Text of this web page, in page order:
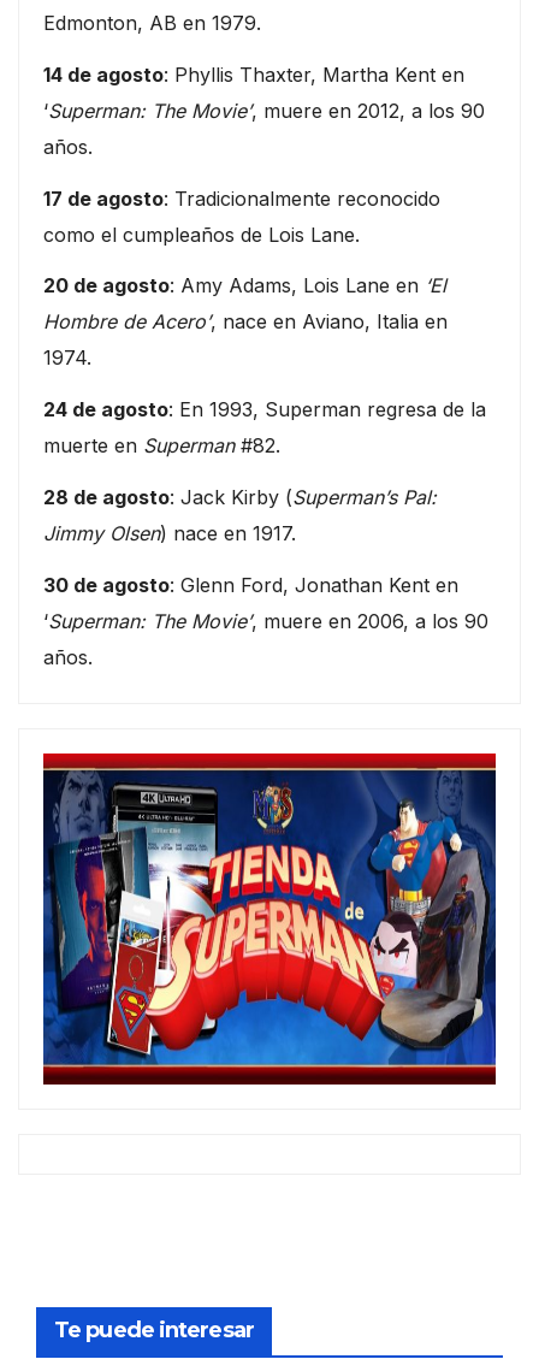
Edmonton, AB en 1979.
14 de agosto: Phyllis Thaxter, Martha Kent en
‘Superman: The Movie’, muere en 2012, a los 90
años.
17 de agosto: Tradicionalmente reconocido
como el cumpleaños de Lois Lane.
20 de agosto: Amy Adams, Lois Lane en ‘El
Hombre de Acero’, nace en Aviano, Italia en
1974.
24 de agosto: En 1993, Superman regresa de la
muerte en Superman#82.
28 de agosto: Jack Kirby (Superman’s Pal:
Jimmy Olsen) nace en 1917.
30 de agosto: Glenn Ford, Jonathan Kent en
‘Superman: The Movie’, muere en 2006, a los 90
años.
Te puede interesar